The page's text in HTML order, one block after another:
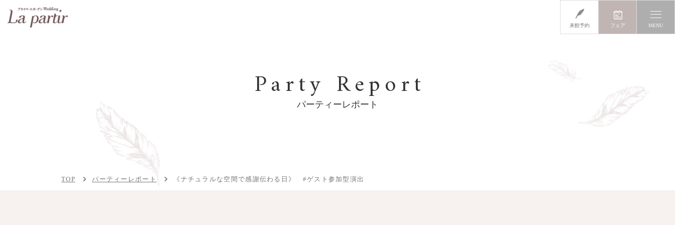
来館予約 フェア MENU
Party Report
パーティーレポート
TOP パーティーレポート 《ナチュラルな空間で感謝伝わる日》 #ゲスト参加型演出